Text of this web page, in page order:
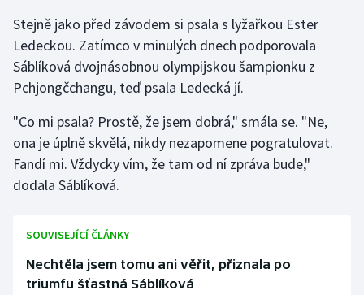
Stejně jako před závodem si psala s lyžařkou Ester
Ledeckou. Zatímco v minulých dnech podporovala
Sáblíková dvojnásobnou olympijskou šampionku z
Pchjongčchangu, teď psala Ledecká jí.
"Co mi psala? Prostě, že jsem dobrá," smála se. "Ne,
ona je úplně skvělá, nikdy nezapomene pogratulovat.
Fandí mi. Vždycky vím, že tam od ní zpráva bude,"
dodala Sáblíková.
SOUVISEJÍCÍ ČLÁNKY
Nechtěla jsem tomu ani věřit, přiznala po
triumfu šťastná Sáblíková